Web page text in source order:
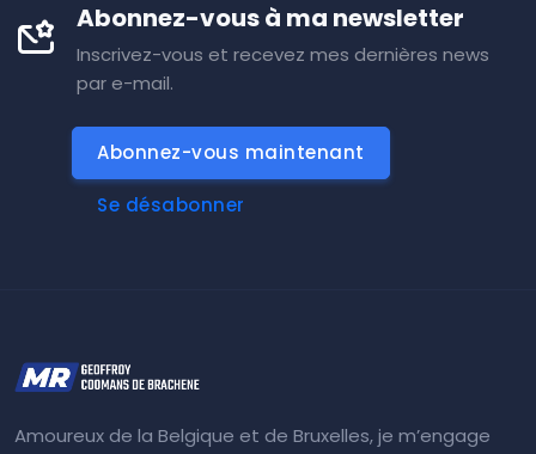
Abonnez-vous à ma newsletter
Inscrivez-vous et recevez mes dernières news
par e-mail.
Abonnez-vous maintenant
Se désabonner
Amoureux de la Belgique et de Bruxelles, je m’engage